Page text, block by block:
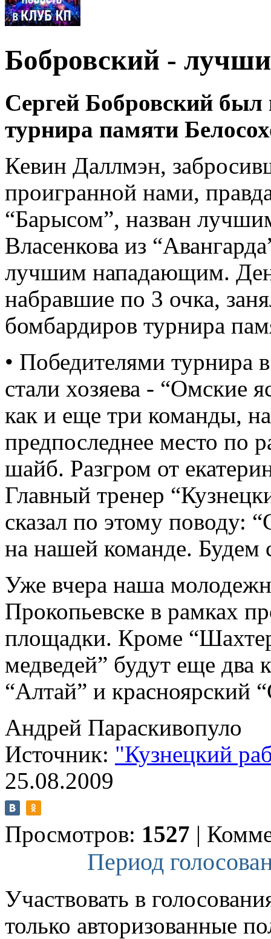
Бобровский -
Сергей Бобровский
турнира памяти
Кевин Даллмэн,
проигранной нами,
“Барысом”, назван
Власенкова из
лучшим нападающим.
набравшие по 3 очка,
бомбардиров турнира
• Победителями турнира
стали хозяева - “Омские
как и еще три команды,
предпоследнее место по
шайб. Разгром от
Главный тренер
сказал по этому поводу:
на нашей команде. Будем
Уже вчера наша
Прокопьевске в рамках
площадки. Кроме
медведей” будут еще два
“Алтай” и красноярский
Андрей Параскивопуло
Источник: "Кузнецкий
25.08.2009
Просмотров: 1527 |
Период
Участвовать в
только авторизованные